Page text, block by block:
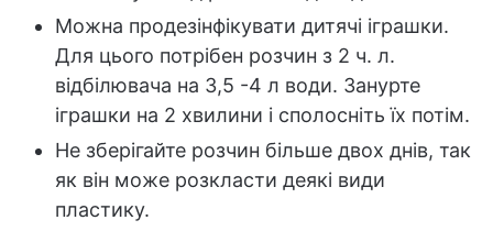
Можна продезінфікувати дитячі іграшки.
Для цього потрібен розчин з 2 ч. л.
відбілювача на 3,5 -4 л води. Занурте
іграшки на 2 хвилини і сполосніть їх потім.
Не зберігайте розчин більше двох днів, так
як він може розкласти деякі види
пластику.